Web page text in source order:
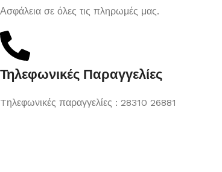
Ασφάλεια σε όλες τις πληρωμές μας.
Τηλεφωνικές Παραγγελίες
Tηλεφωνικές παραγγελίες : 28310 26881